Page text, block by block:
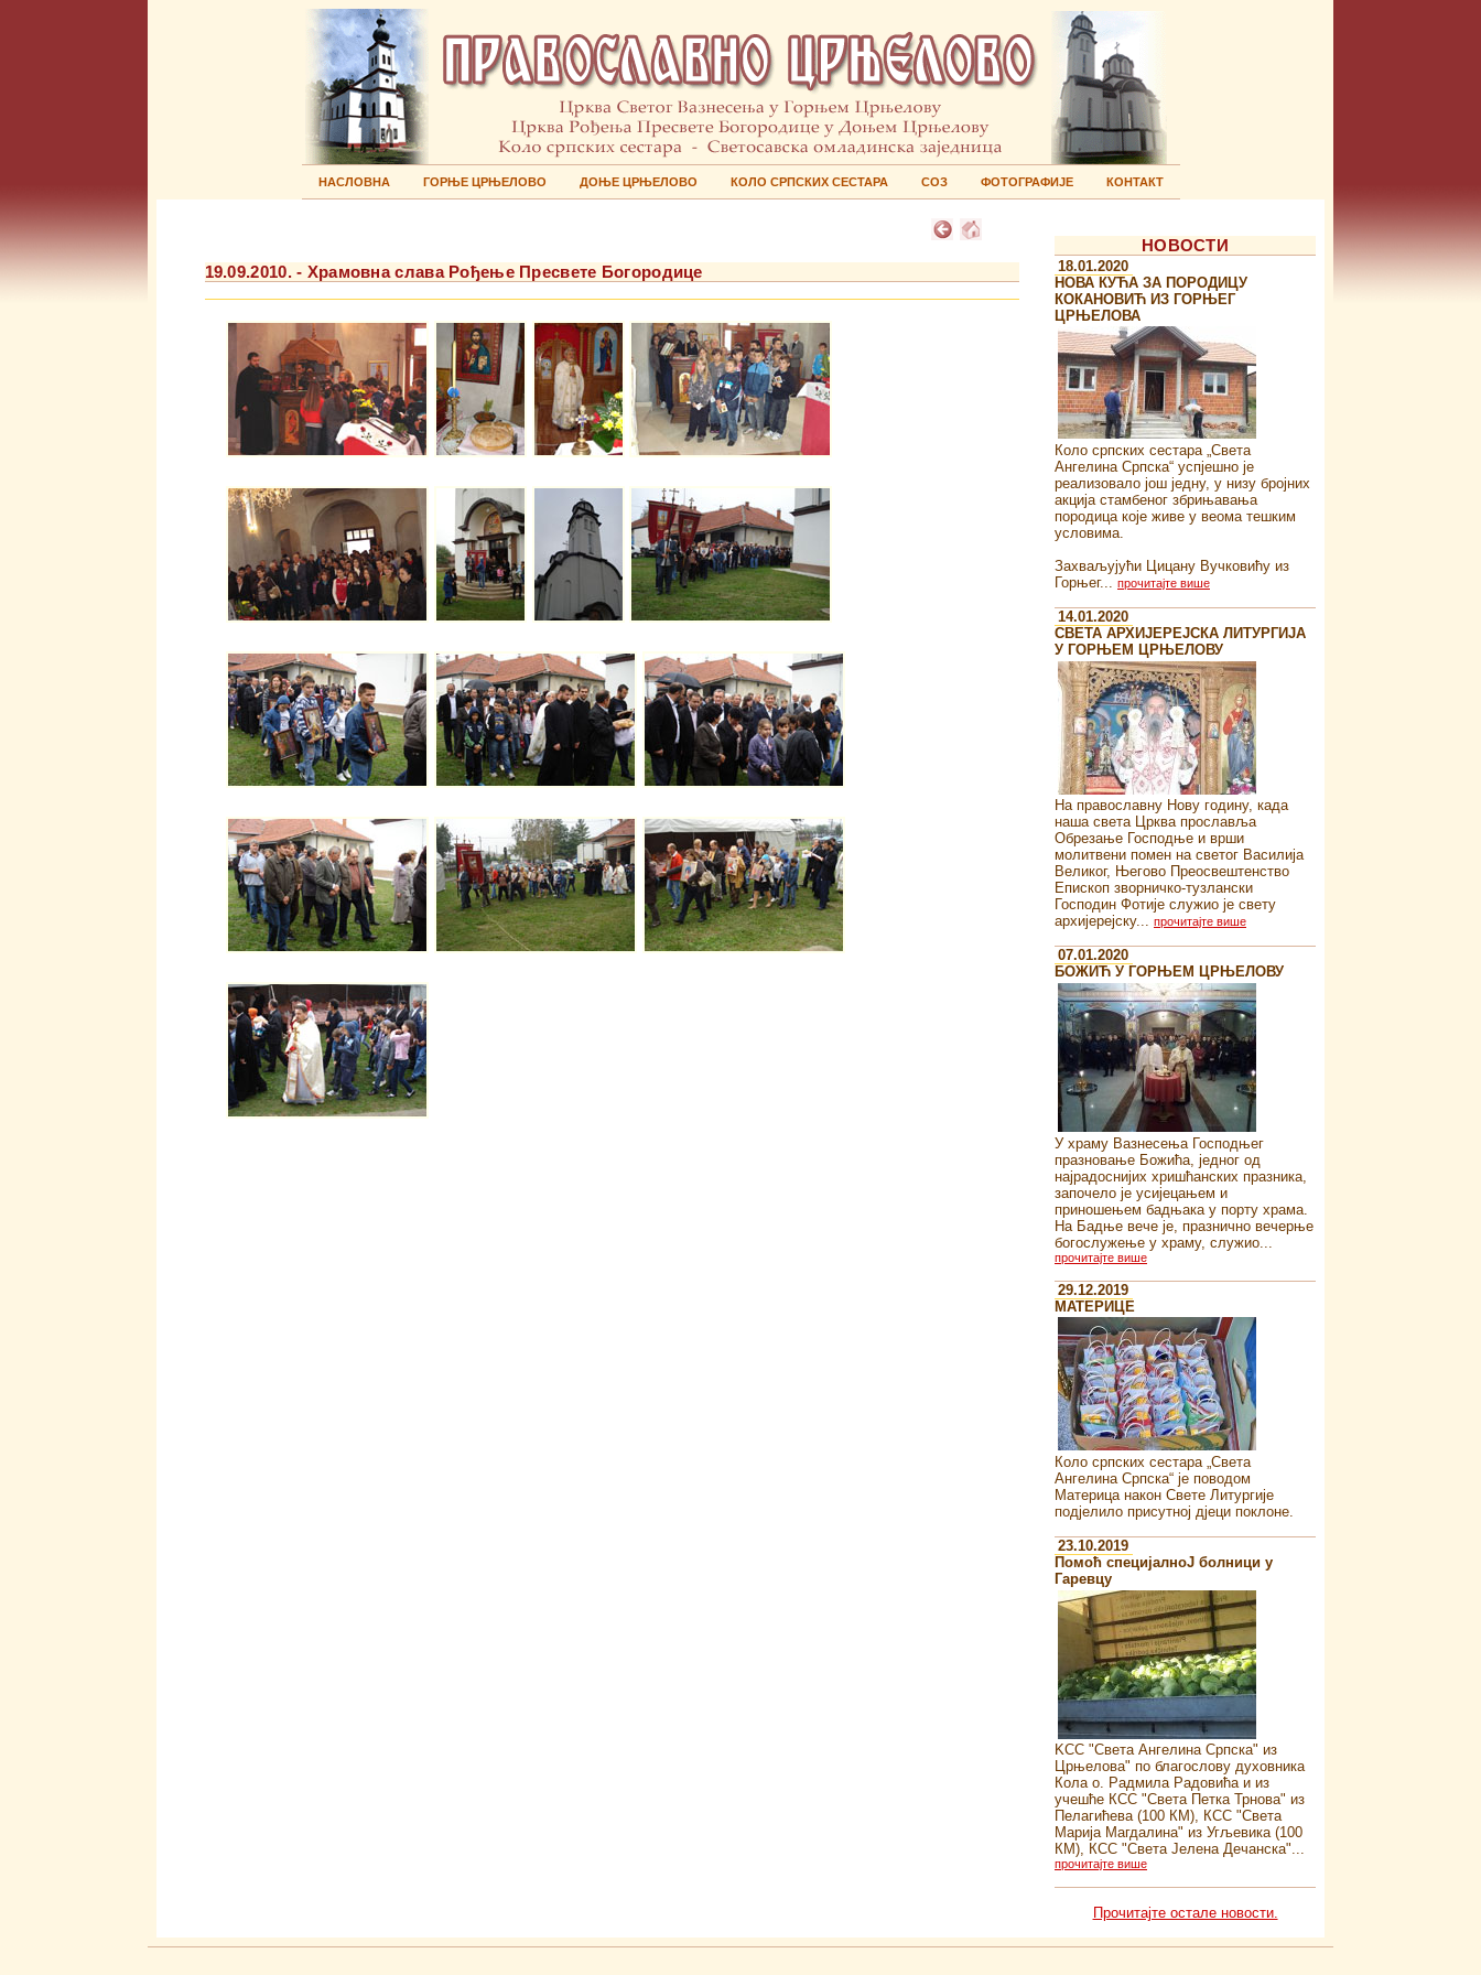
НАСЛОВНА ГОРЊЕ ЦРЊЕЛОВО ДОЊЕ ЦРЊЕЛОВО КОЛО СРПСКИХ СЕСТАРА СОЗ ФОТОГРАФИЈЕ КОНТАКТ
19.09.2010. - Храмовна слава Рођење Пресвете Богородице
НОВОСТИ
18.01.2020
НОВА КУЋА ЗА ПОРОДИЦУ
КОКАНОВИЋ ИЗ ГОРЊЕГ
ЦРЊЕЛОВА
Коло српских сестара „Света
Ангелина Српска“ успјешно је
реализовало још једну, у низу бројних
акција стамбеног збрињавања
породица које живе у веома тешким
условима.
Захваљујући Цицану Вучковићу из
Горњег... прочитајте више
14.01.2020
СВЕТА АРХИЈЕРЕЈСКА ЛИТУРГИЈА
У ГОРЊЕМ ЦРЊЕЛОВУ
На православну Нову годину, када
наша света Црква прославља
Обрезање Господње и врши
молитвени помен на светог Василија
Великог, Његово Преосвештенство
Епископ зворничко-тузлански
Господин Фотије служио је свету
архијерејску... прочитајте више
07.01.2020
БОЖИЋ У ГОРЊЕМ ЦРЊЕЛОВУ
У храму Вазнесења Господњег
празновање Божића, једног од
најрадоснијих хришћанских празника,
започело је усијецањем и
приношењем бадњака у порту храма.
На Бадње вече је, празнично вечерње
богослужење у храму, служио...
прочитајте више
29.12.2019
MATEРИЦЕ
Коло српских сестара „Света
Ангелина Српска“ je поводом
Материца након Свете Литургије
подјелило присутној дјеци поклоне.
23.10.2019
Помоћ специјалноJ болници у
Гаревцу
KСС "Света Ангелина Српска" из
Црњелова" по благослову духовника
Кола о. Радмила Радовића и из
учешће КСС "Света Петка Трнова" из
Пелагићева (100 КМ), КСС "Света
Марија Магдалина" из Угљевика (100
КМ), КСС "Света Јелена Дечанска"...
прочитајте више
Прочитајте остале новости.